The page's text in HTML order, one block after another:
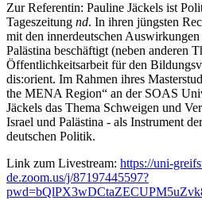
Zur Referentin: Pauline Jäckels ist
Tageszeitung nd. In ihren jüngsten
mit den innerdeutschen
Palästina beschäftigt (neben anderen
Öffentlichkeitsarbeit für den
dis:orient. Im Rahmen ihres
the MENA Region“ an der SOAS
Jäckels das Thema Schweigen und
Israel und Palästina - als Instrument
deutschen Politik.
Link zum Livestream: https://uni-
de.zoom.us/j/87197445597?